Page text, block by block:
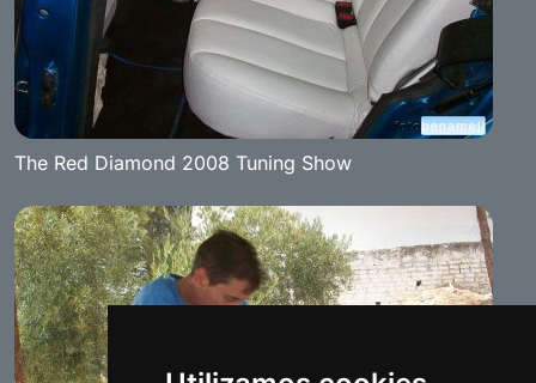
The Red Diamond 2008 Tuning Show